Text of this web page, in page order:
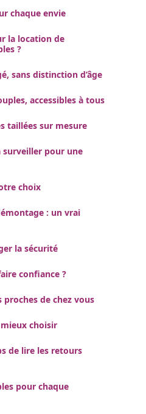
chaque envie
la location de
?
sans distinction d’âge
accessibles à tous
taillées sur mesure
surveiller pour une
choix
: un vrai
la sécurité
confiance ?
proches de chez vous
choisir
de lire les retours
pour chaque